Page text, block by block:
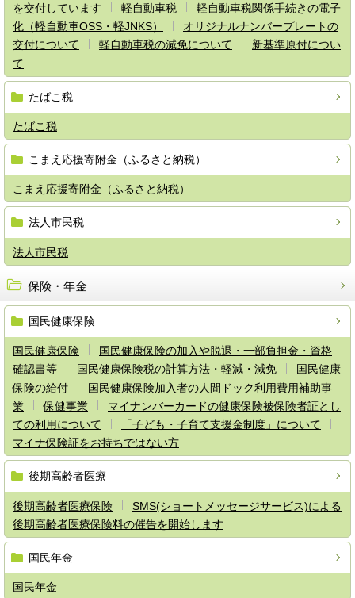
を交付しています
軽自動車税
軽自動車税関係手続きの電子
化（軽自動車OSS・軽JNKS）
オリジナルナンバープレートの
交付について
軽自動車税の減免について
新基準原付につい
て
たばこ税
たばこ税
こまえ応援寄附金（ふるさと納税）
こまえ応援寄附金（ふるさと納税）
法人市民税
法人市民税
保険・年金
国民健康保険
国民健康保険
国民健康保険の加入や脱退・一部負担金・資格
確認書等
国民健康保険税の計算方法・軽減・減免
国民健康
保険の給付
国民健康保険加入者の人間ドック利用費用補助事
業
保健事業
マイナンバーカードの健康保険被保険者証とし
ての利用について
「子ども・子育て支援金制度」について
マイナ保険証をお持ちではない方
後期高齢者医療
後期高齢者医療保険
SMS(ショートメッセージサービス)による
後期高齢者医療保険料の催告を開始します
国民年金
国民年金